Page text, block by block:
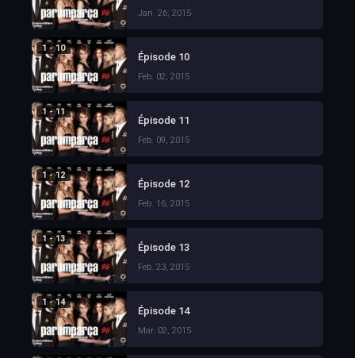
Jan. 26, 2015
1 - 10
Épisode 10
Feb. 02, 2015
1 - 11
Épisode 11
Feb. 09, 2015
1 - 12
Épisode 12
Feb. 16, 2015
1 - 13
Épisode 13
Feb. 23, 2015
1 - 14
Épisode 14
Mar. 02, 2015